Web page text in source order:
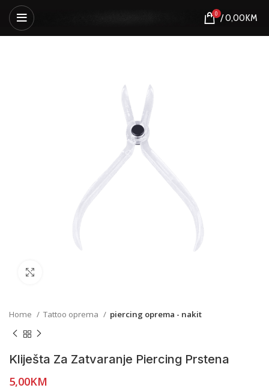
0 /0,00KM
Home Tattoo oprema piercing oprema - nakit
Kliješta Za Zatvaranje Piercing Prstena
5,00KM